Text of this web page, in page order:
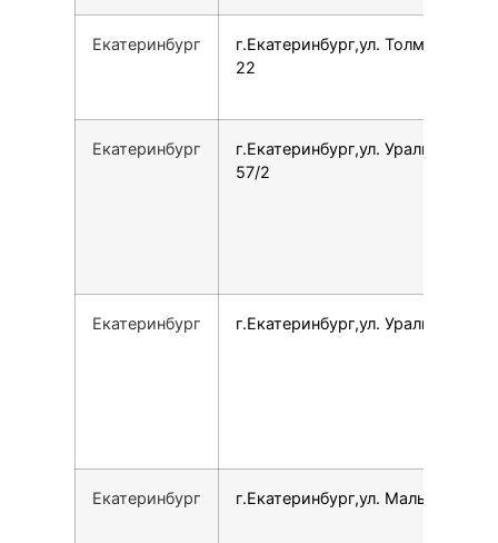
Екатеринбург
г.Екатеринбург,ул. Толмачёва,
22
Екатеринбург
г.Екатеринбург,ул. Уральская,
57/2
Екатеринбург г.Екатеринбург,ул. Уральская, 77
Екатеринбург г.Екатеринбург,ул. Малышева, 5